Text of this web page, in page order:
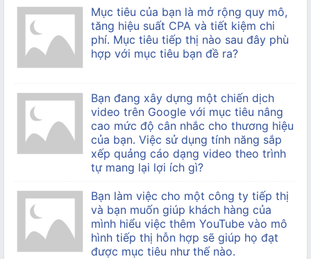
Mục tiêu của bạn là mở rộng quy mô,
tăng hiệu suất CPA và tiết kiệm chi
phí. Mục tiêu tiếp thị nào sau đây phù
hợp với mục tiêu bạn đề ra?
Bạn đang xây dựng một chiến dịch
video trên Google với mục tiêu nâng
cao mức độ cân nhắc cho thương hiệu
của bạn. Việc sử dụng tính năng sắp
xếp quảng cáo dạng video theo trình
tự mang lại lợi ích gì?
Bạn làm việc cho một công ty tiếp thị
và bạn muốn giúp khách hàng của
mình hiểu việc thêm YouTube vào mô
hình tiếp thị hỗn hợp sẽ giúp họ đạt
được mục tiêu như thế nào.